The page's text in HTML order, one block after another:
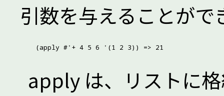
引数を与えることがで
apply は、リストに